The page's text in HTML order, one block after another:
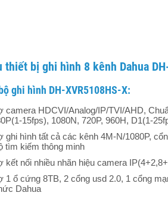
thiết bị ghi hình 8 kênh Dahua
ghi hình DH-XVR5108HS-X:
camera HDCVI/Analog/IP/TVI/AHD,
15fps), 1080N, 720P, 960H, D1(1-
ghi hình tất cả các kênh 4M-N/1080P,
tìm kiếm thông minh
kết nối nhiều nhãn hiệu camera
1 ổ cứng 8TB, 2 cổng usd 2.0, 1 cổng
Dahua